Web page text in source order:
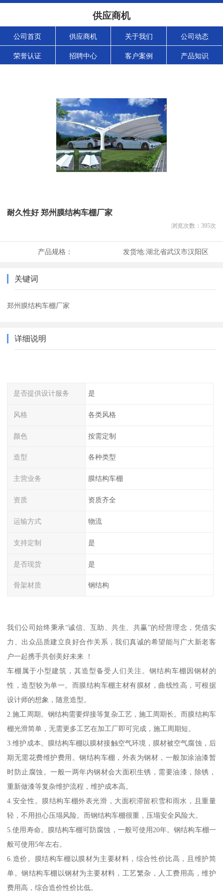
供应商机
公司首页 供应商机 关于我们 公司动态
荣誉认证 招聘中心 客户案例 产品知识
耐久性好 郑州膜结构车棚厂家
浏览次数： 395次
产品规格： 发货地:湖北省武汉市汉阳区
关键词
郑州膜结构车棚厂家
详细说明
是否提供设计服务 是
风格 各类风格
颜色 按需定制
造型 各种类型
主营业务 膜结构车棚
资质 资质齐全
运输方式 物流
支持定制 是
是否现货 是
骨架材质 钢结构
我们公司始终秉承“诚信、互助、共生、共赢”的经营理念，凭借实
力、出众品质建立良好合作关系，我们真诚的希望能与广大新老客
户一起携手共创美好未来 ！
车棚属于小型建筑，其造型备受人们关注。钢结构车棚因钢材的
性，造型较为单一。而膜结构车棚主材有膜材，曲线性高，可根据
设计师的想象，随意造型。
2.施工周期。钢结构需要焊接等复杂工艺，施工周期长。而膜结构车
棚光滑简单，无需更多工艺在加工厂即可完成，施工周期短。
3.维护成本。膜结构车棚以膜材接触空气环境，膜材被空气腐蚀，后
期无需花费维护费用。钢结构车棚，外表为钢材，一般加涂油漆暂
时防止腐蚀。一般一两年内钢材会大面积生锈，需要油漆，除锈，
重新做漆等复杂维护流程，维护成本高。
4.安全性。膜结构车棚外表光滑，大面积滞留积雪和雨水，且重量
轻，不用担心压塌风险。而钢结构车棚很重，压塌安全风险大。
5.使用寿命。膜结构车棚可防腐蚀，一般可使用20年。钢结构车棚一
般可使用5年左右。
6.造价。膜结构车棚以膜材为主要材料，综合性价比高，且维护简
单。钢结构车棚以钢材为主要材料，工艺繁杂，人工费用高，维护
费用高，综合造价性价比低。